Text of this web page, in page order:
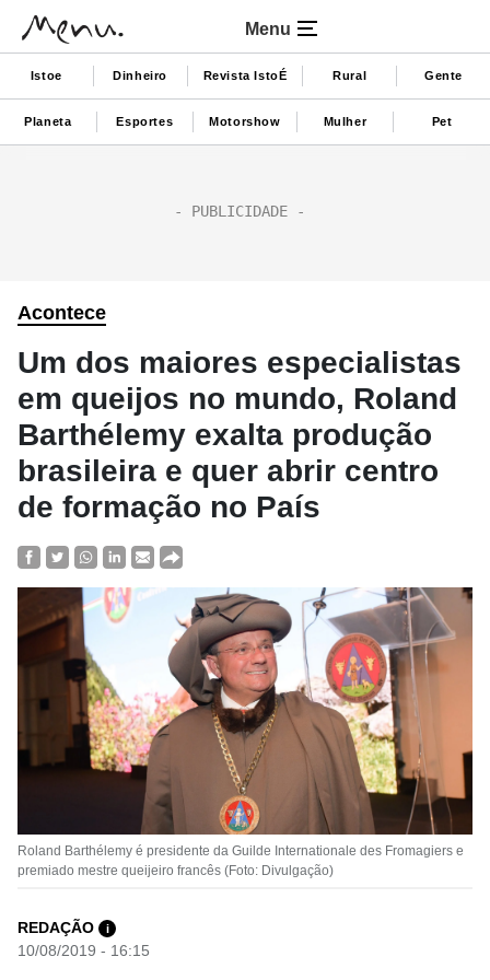
Menu
Istoe Dinheiro Revista IstoÉ Rural Gente
Planeta Esportes Motorshow Mulher Pet
Acontece
Um dos maiores especialistas
em queijos no mundo, Roland
Barthélemy exalta produção
brasileira e quer abrir centro
de formação no País
Roland Barthélemy é presidente da Guilde Internationale des Fromagiers e
premiado mestre queijeiro francês (Foto: Divulgação)
REDAÇÃO i
10/08/2019 - 16:15